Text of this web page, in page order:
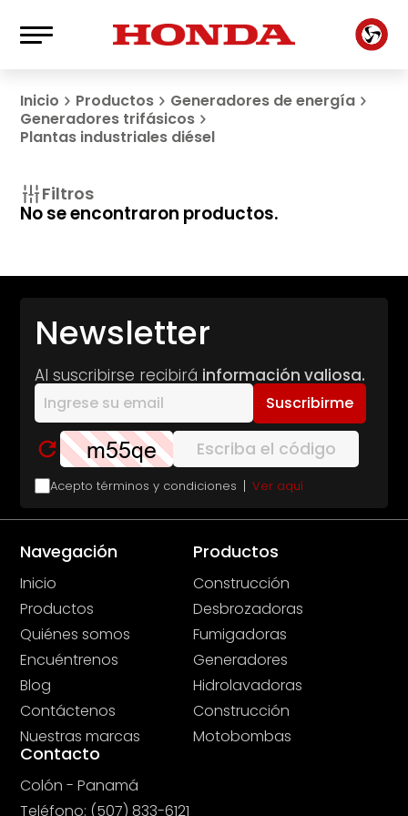
Inicio Productos
Generadores de energía
Generadores trifásicos
Plantas industriales diésel
Filtros
No se encontraron productos.
Newsletter
Al suscribirse recibirá información valiosa.
Suscribirme
Acepto términos y condiciones Ver aquí
Navegación
Inicio
Productos
Quiénes somos
Encuéntrenos
Blog
Contáctenos
Nuestras marcas
Productos
Construcción
Desbrozadoras
Fumigadoras
Generadores
Hidrolavadoras
Construcción
Motobombas
Contacto
Colón - Panamá
Teléfono: (507) 833-6121